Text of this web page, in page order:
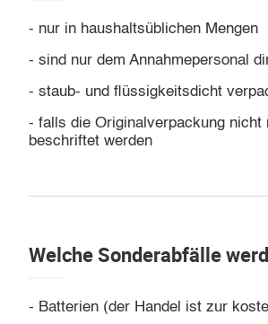
- nur in haushaltsüblichen Mengen
- sind nur dem Annahmepersonal
- staub- und flüssigkeitsdicht
- falls die Originalverpackung nicht
beschriftet werden
Welche Sonderabfälle
- Batterien (der Handel ist zur